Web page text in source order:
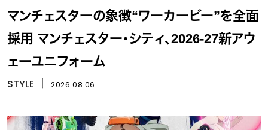
マンチェスターの象徴“ワーカービー”を全面
採用 マンチェスター・シティ、2026-27新アウ
ェーユニフォーム
STYLE 2026.08.06